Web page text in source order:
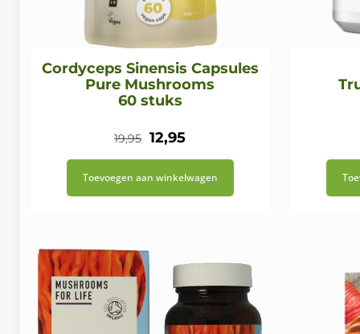
Cordyceps Sinensis Capsules
Pure Mushrooms
60 stuks
19,95 Oorspronkelijke
prijs
12,95Huidige
prijs
Toevoegen aan winkelwagen